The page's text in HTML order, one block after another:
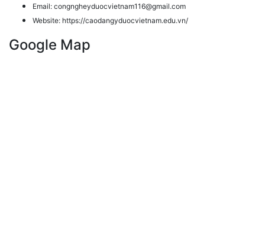
Email: congngheyduocvietnam116@gmail.com
Website: https://caodangyduocvietnam.edu.vn/
Google Map